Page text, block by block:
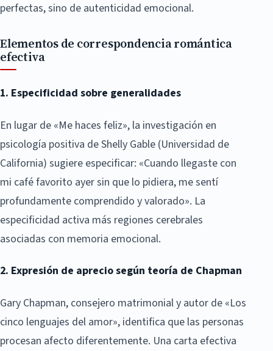
perfectas, sino de autenticidad emocional.
Elementos de correspondencia romántica
efectiva
1. Especificidad sobre generalidades
En lugar de «Me haces feliz», la investigación en
psicología positiva de Shelly Gable (Universidad de
California) sugiere especificar: «Cuando llegaste con
mi café favorito ayer sin que lo pidiera, me sentí
profundamente comprendido y valorado». La
especificidad activa más regiones cerebrales
asociadas con memoria emocional.
2. Expresión de aprecio según teoría de Chapman
Gary Chapman, consejero matrimonial y autor de «Los
cinco lenguajes del amor», identifica que las personas
procesan afecto diferentemente. Una carta efectiva